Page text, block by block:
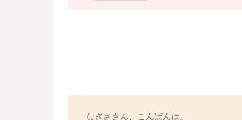
なぎささん、こんばんは。